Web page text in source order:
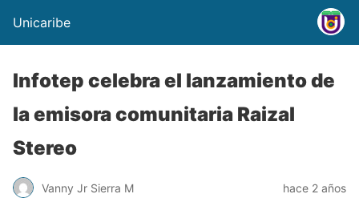
Unicaribe
Infotep celebra el lanzamiento de
la emisora comunitaria Raizal
Stereo
Vanny Jr Sierra M hace 2 años